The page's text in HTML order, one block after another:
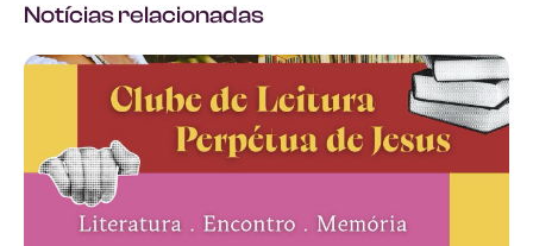
Notícias relacionadas